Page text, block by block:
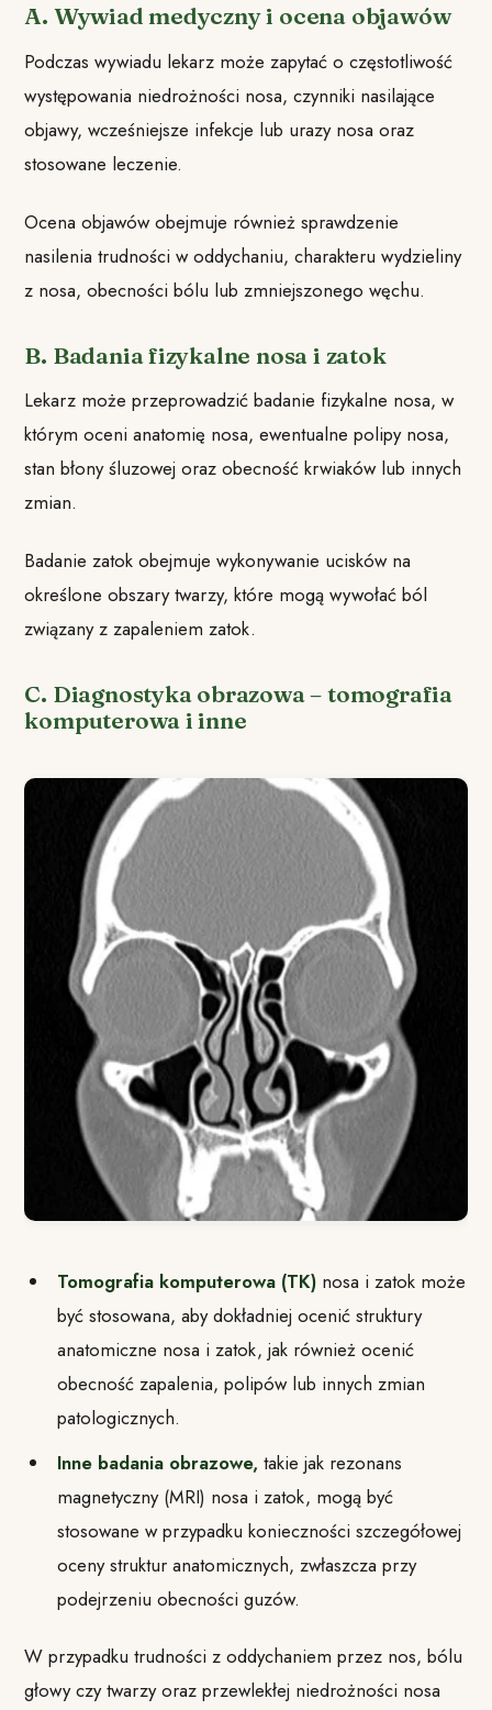
A. Wywiad medyczny i ocena objawów
Podczas wywiadu lekarz może zapytać o częstotliwość
występowania niedrożności nosa, czynniki nasilające
objawy, wcześniejsze infekcje lub urazy nosa oraz
stosowane leczenie.
Ocena objawów obejmuje również sprawdzenie
nasilenia trudności w oddychaniu, charakteru wydzieliny
z nosa, obecności bólu lub zmniejszonego węchu.
B. Badania fizykalne nosa i zatok
Lekarz może przeprowadzić badanie fizykalne nosa, w
którym oceni anatomię nosa, ewentualne polipy nosa,
stan błony śluzowej oraz obecność krwiaków lub innych
zmian.
Badanie zatok obejmuje wykonywanie ucisków na
określone obszary twarzy, które mogą wywołać ból
związany z zapaleniem zatok.
C. Diagnostyka obrazowa – tomografia
komputerowa i inne
Tomografia komputerowa (TK)nosa i zatok może
być stosowana, aby dokładniej ocenić struktury
anatomiczne nosa i zatok, jak również ocenić
obecność zapalenia, polipów lub innych zmian
patologicznych.
Inne badania obrazowe, takie jak rezonans
magnetyczny (MRI) nosa i zatok, mogą być
stosowane w przypadku konieczności szczegółowej
oceny struktur anatomicznych, zwłaszcza przy
podejrzeniu obecności guzów.
W przypadku trudności z oddychaniem przez nos, bólu
głowy czy twarzy oraz przewlekłej niedrożności nosa